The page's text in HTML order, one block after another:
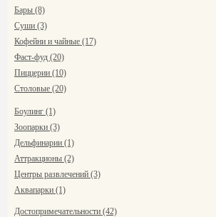
Бары (8)
Суши (3)
Кофейни и чайные (17)
Фаст-фуд (20)
Пиццерии (10)
Столовые (20)
Боулинг (1)
Зоопарки (3)
Дельфинарии (1)
Аттракционы (2)
Центры развлечений (3)
Аквапарки (1)
Достопримечательности (42)